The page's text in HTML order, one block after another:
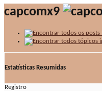
capcomx9
Estatísticas Resumidas
Registro